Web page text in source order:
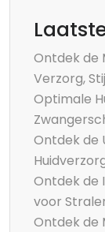
Ontdek de
Verzorg,
Optimale
Ontdek de
Ontdek de
voor
Ontdek de